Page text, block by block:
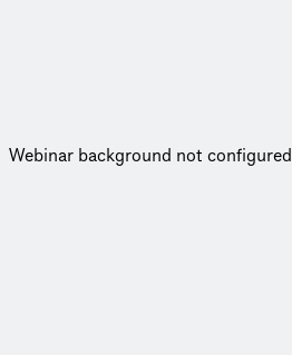
Webinar background not configured